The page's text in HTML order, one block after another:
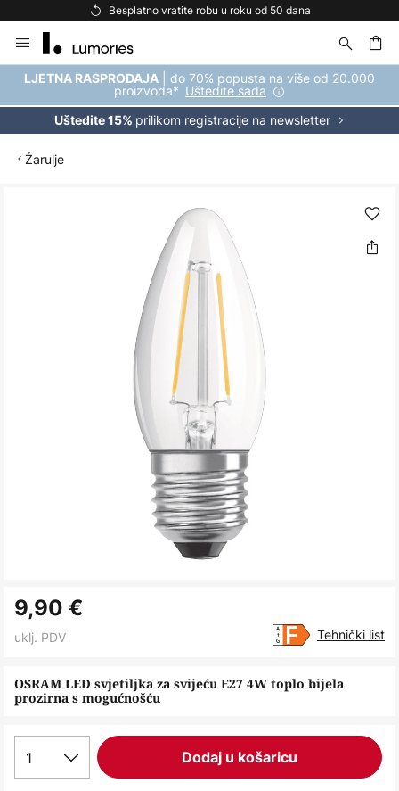
Besplatno vratite robu u roku od 50 dana
to
Content
LJETNA RASPRODAJA | do 70% popusta na više od 20.000
proizvoda* Uštedite sada
Uštedite 15% prilikom registracije na newsletter
Žarulje
to
the
of
the
OSRAM LED svjetiljka za svijeću E27 4W toplo bijela
prozirna s mogućnošću
9,90 €
uklj. PDV Tehnički list
1 Dodaj u košaricu